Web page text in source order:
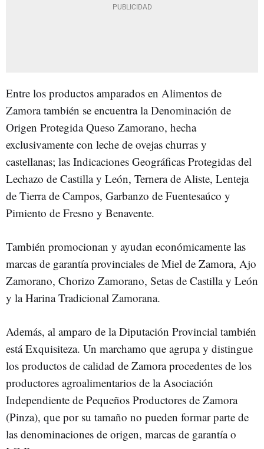
Entre los productos amparados en Alimentos de
Zamora también se encuentra la Denominación de
Origen Protegida Queso Zamorano, hecha
exclusivamente con leche de ovejas churras y
castellanas; las Indicaciones Geográficas Protegidas del
Lechazo de Castilla y León, Ternera de Aliste, Lenteja
de Tierra de Campos, Garbanzo de Fuentesaúco y
Pimiento de Fresno y Benavente.
También promocionan y ayudan económicamente las
marcas de garantía provinciales de Miel de Zamora, Ajo
Zamorano, Chorizo Zamorano, Setas de Castilla y León
y la Harina Tradicional Zamorana.
Además, al amparo de la Diputación Provincial también
está Exquisiteza. Un marchamo que agrupa y distingue
los productos de calidad de Zamora procedentes de los
productores agroalimentarios de la Asociación
Independiente de Pequeños Productores de Zamora
(Pinza), que por su tamaño no pueden formar parte de
las denominaciones de origen, marcas de garantía o